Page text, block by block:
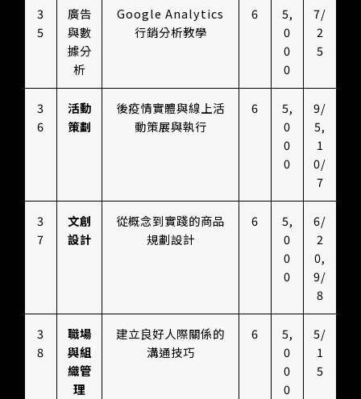
3
5
廣告
與數
據分
析
Google Analytics
行銷分析教學
6
5,
0
0
0
7/
2
5
3
6
活動
策劃
後疫情實體與線上活
動策展與執行
6
5,
0
0
0
9/
5,
1
0/
7
3
7
文創
設計
從概念到實踐的商品
規劃設計
6
5,
0
0
0
6/
2
0,
9/
8
3
8
職場
與組
織管
理
建立良好人際關係的
溝通技巧
6
5,
0
0
0
5/
1
5